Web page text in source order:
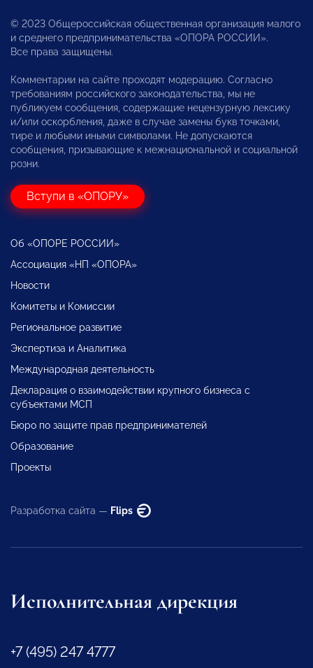
© 2023 Общероссийская общественная организация малого
и среднего предпринимательства «ОПОРА РОССИИ».
Все права защищены.
Комментарии на сайте проходят модерацию. Согласно
требованиям российского законодательства, мы не
публикуем сообщения, содержащие нецензурную лексику
и/или оскорбления, даже в случае замены букв точками,
тире и любыми иными символами. Не допускаются
сообщения, призывающие к межнациональной и социальной
розни.
Вступи в «ОПОРУ»
Об «ОПОРЕ РОССИИ»
Ассоциация «НП «ОПОРА»
Новости
Комитеты и Комиссии
Региональное развитие
Экспертиза и Аналитика
Международная деятельность
Декларация о взаимодействии крупного бизнеса с
субъектами МСП
Бюро по защите прав предпринимателей
Образование
Проекты
Разработка сайта — Flips
Исполнительная дирекция
+7 (495) 247 4777